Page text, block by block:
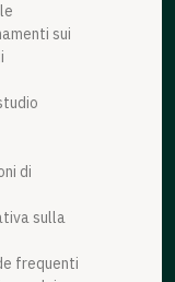
sui
di
sulla
frequenti